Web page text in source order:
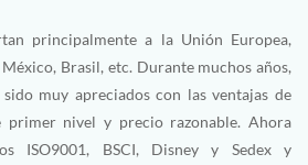
principalmente a la Unión Europea,
Brasil, etc. Durante muchos años,
muy apreciados con las ventajas de
primer nivel y precio razonable. Ahora
ISO9001, BSCI, Disney y Sedex y